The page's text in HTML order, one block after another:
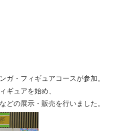
・フィギュアコースが参加。
ュアを始め、
の展示・販売を行いました。